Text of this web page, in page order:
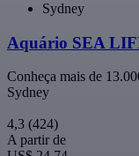
Sydney
Aquário SEA
Conheça mais de
Sydney
4,3 (424)
A partir de